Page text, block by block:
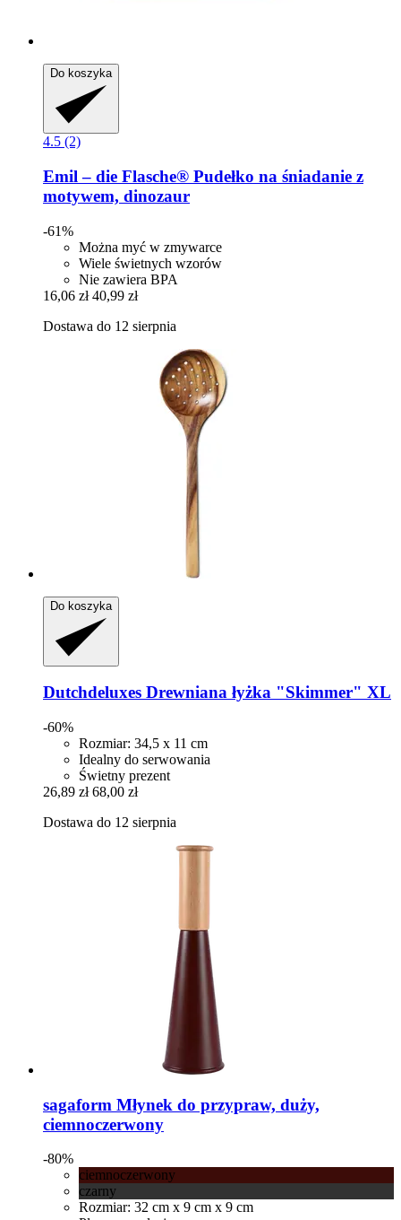
Do koszyka
4.5 (2)
Emil – die Flasche® Pudełko na śniadanie z
motywem, dinozaur
-61%
Można myć w zmywarce
Wiele świetnych wzorów
Nie zawiera BPA
16,06 zł 40,99 zł
Dostawa do 12 sierpnia
Do koszyka
Dutchdeluxes Drewniana łyżka "Skimmer" XL
-60%
Rozmiar: 34,5 x 11 cm
Idealny do serwowania
Świetny prezent
26,89 zł 68,00 zł
Dostawa do 12 sierpnia
sagaform Młynek do przypraw, duży,
ciemnoczerwony
-80%
ciemnoczerwony
czarny
Rozmiar: 32 cm x 9 cm x 9 cm